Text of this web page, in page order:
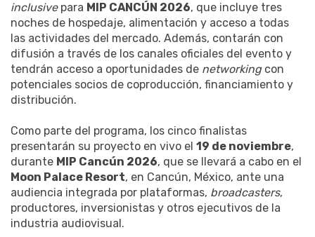
inclusivepara MIP CANCÚN 2026, que incluye tres
noches de hospedaje, alimentación y acceso a todas
las actividades del mercado. Además, contarán con
difusión a través de los canales oficiales del evento y
tendrán acceso a oportunidades de networkingcon
potenciales socios de coproducción, financiamiento y
distribución.
Como parte del programa, los cinco finalistas
presentarán su proyecto en vivo el 19 de noviembre,
durante MIP Cancún 2026, que se llevará a cabo en el
Moon Palace Resort, en Cancún, México, ante una
audiencia integrada por plataformas, broadcasters,
productores, inversionistas y otros ejecutivos de la
industria audiovisual.